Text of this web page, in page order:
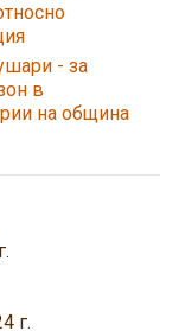
- за
в
на община
г.